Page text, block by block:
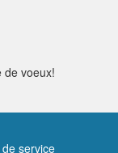
de voeux!
service